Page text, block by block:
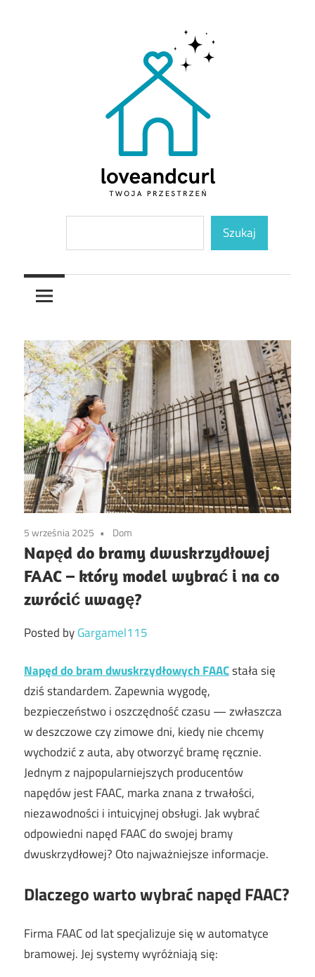
Loveandcurl Szukaj
5 września 2025 Dom
Napęd do bramy dwuskrzydłowej
FAAC – który model wybrać i na co
zwrócić uwagę?
Posted byGargamel115
Napęd do bram dwuskrzydłowych FAACstała się
dziś standardem. Zapewnia wygodę,
bezpieczeństwo i oszczędność czasu — zwłaszcza
w deszczowe czy zimowe dni, kiedy nie chcemy
wychodzić z auta, aby otworzyć bramę ręcznie.
Jednym z najpopularniejszych producentów
napędów jest FAAC, marka znana z trwałości,
niezawodności i intuicyjnej obsługi. Jak wybrać
odpowiedni napęd FAAC do swojej bramy
dwuskrzydłowej? Oto najważniejsze informacje.
Dlaczego warto wybrać napęd FAAC?
Firma FAAC od lat specjalizuje się w automatyce
bramowej. Jej systemy wyróżniają się: